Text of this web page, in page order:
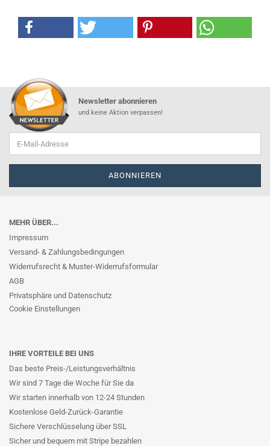
Newsletter abonnieren
und keine Aktion verpassen!
MEHR ÜBER...
Impressum
Versand- & Zahlungsbedingungen
Widerrufsrecht & Muster-Widerrufsformular
AGB
Privatsphäre und Datenschutz
Cookie Einstellungen
IHRE VORTEILE BEI UNS
Das beste Preis-/Leistungsverhältnis
Wir sind 7 Tage die Woche für Sie da
Wir starten innerhalb von 12-24 Stunden
Kostenlose Geld-Zurück-Garantie
Sichere Verschlüsselung über SSL
Sicher und bequem mit Stripe bezahlen